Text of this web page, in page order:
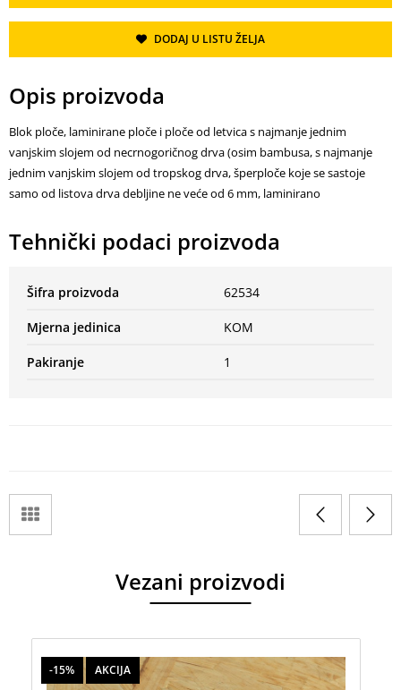
DODAJ U LISTU ŽELJA
Opis proizvoda
Blok ploče, laminirane ploče i ploče od letvica s najmanje jednim
vanjskim slojem od necrnogoričnog drva (osim bambusa, s najmanje
jednim vanjskim slojem od tropskog drva, šperploče koje se sastoje
samo od listova drva debljine ne veće od 6 mm, laminirano
Tehnički podaci proizvoda
Šifra proizvoda 62534
Mjerna jedinica KOM
Pakiranje 1
Vezani proizvodi
-15% AKCIJA